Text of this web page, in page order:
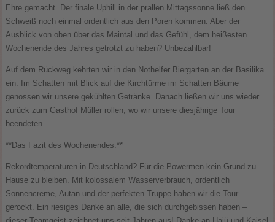
Ehre gemacht. Der finale Uphill in der prallen Mittagssonne ließ den
Schweiß noch einmal ordentlich aus den Poren kommen. Aber der
Ausblick von oben über das Maintal und das Gefühl, dem heißesten
Wochenende des Jahres getrotzt zu haben? Unbezahlbar!
Auf dem Rückweg kehrten wir in den Nothelfer Biergarten an der Basilika
ein. Im Schatten mit Blick auf die Kirchtürme im Schatten Bäume
genossen wir unsere gekühlten Getränke. Danach ließen wir uns wieder
zurück zum Gasthof Müller rollen, wo wir unsere diesjährige Tour
beendeten.
**Das Fazit des Wochenendes:**
Rekordtemperaturen in Deutschland? Für die Powermen kein Grund zu
Hause zu bleiben. Mit kolossalem Wasserverbrauch, ordentlich
Sonnencreme, Autan und der perfekten Truppe haben wir die Tour
gerockt. Ein riesiges Danke an alle, die sich durchgebissen haben –